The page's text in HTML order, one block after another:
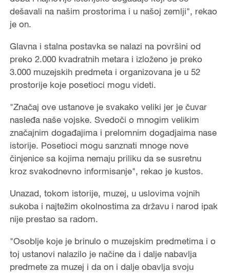
dešavali na našim prostorima i u našoj zemlji", rekao
je on.
Glavna i stalna postavka se nalazi na površini od
preko 2.000 kvadratnih metara i izloženo je preko
3.000 muzejskih predmeta i organizovana je u 52
prostorije koje posetioci mogu videti.
"Značaj ove ustanove je svakako veliki jer je čuvar
nasleđa naše vojske. Svedoči o mnogim velikim
značajnim događajima i prelomnim dogadjaima nase
istorije. Posetioci mogu sanznati mnoge nove
činjenice sa kojima nemaju priliku da se susretnu
kroz svakodnevno informisanje", rekao je kustos.
Unazad, tokom istorije, muzej, u uslovima vojnih
sukoba i najtežim okolnostima za državu i narod ipak
nije prestao sa radom.
"Osoblje koje je brinulo o muzejskim predmetima i o
toj ustanovi nalazilo je načine da i dalje nabavlja
predmete za muzej i da on i dalje obavlja svoju